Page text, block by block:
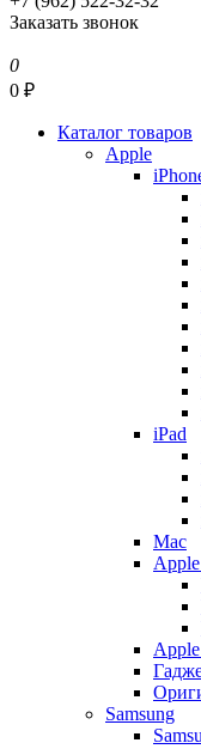
Заказать звонок
0
0 ₽
Каталог товаров
Apple
iPad
Mac
Samsung